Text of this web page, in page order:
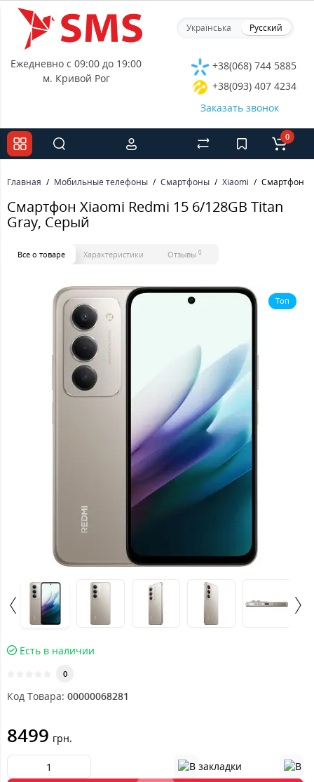
Українська Русский
Ежедневно с 09:00 до 19:00
м. Кривой Рог
+38(068) 744 5885
+38(093) 407 4234
Заказать звонок
0
Главная Мобильные телефоны Смартфоны Xiaomi Смартфон
Смартфон Xiaomi Redmi 15 6/128GB Titan
Gray, Серый
Все о товаре Характеристики Отзывы 0
Топ
Есть в наличии
0
Код Товара: 00000068281
8499 грн.